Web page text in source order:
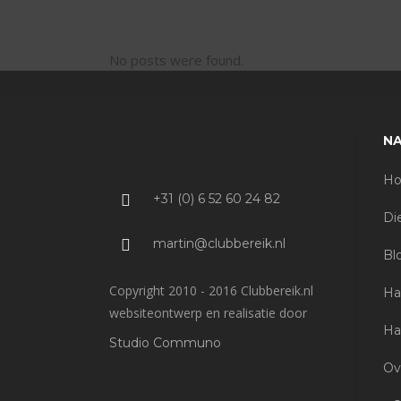
No posts were found.
+31 (0) 6 52 60 24 82
martin@clubbereik.nl
Copyright 2010 - 2016 Clubbereik.nl
websiteontwerp en realisatie door
Studio Communo